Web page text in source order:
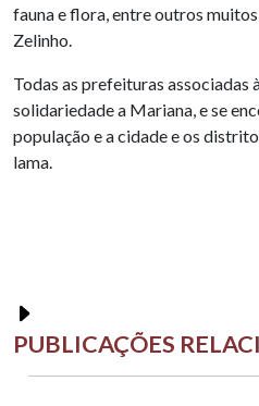
fauna e flora, entre outros
Zelinho.
Todas as prefeituras associadas
solidariedade a Mariana, e se
população e a cidade e os
lama.
PUBLICAÇÕES